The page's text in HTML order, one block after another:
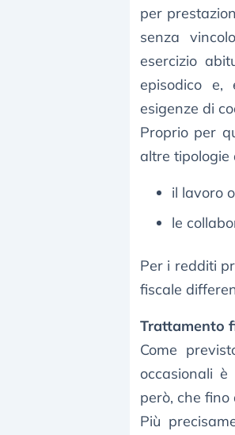
per
senza
esercizio
episodico e,
esigenze di
Proprio per
altre tipologie
il lavoro
le
Per i redditi
fiscale
Trattamento
Come
occasionali è
però, che
Più